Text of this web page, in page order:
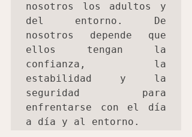
nosotros los adultos y
del entorno. De
nosotros depende que
ellos tengan la
confianza, la
estabilidad y la
seguridad para
enfrentarse con el día
a día y al entorno.